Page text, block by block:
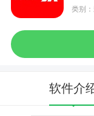
类别
软件介